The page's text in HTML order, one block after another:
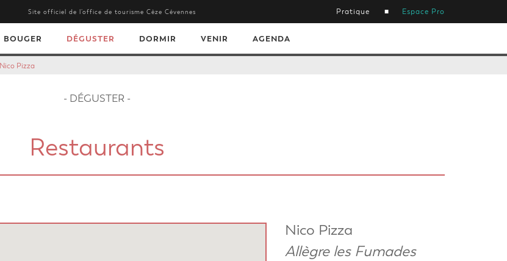
Site officiel de l’office de tourisme Cèze Cévennes Pratique Espace Pro
BOUGER DÉGUSTER DORMIR VENIR AGENDA
Nico Pizza
- DÉGUSTER -
Restaurants
Nico Pizza
Allègre les Fumades